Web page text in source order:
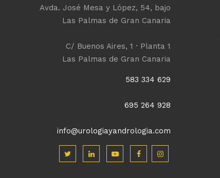
Avda. José Mesa y López, 54, bajo
Las Palmas de Gran Canaria
C/ Buenos Aires, 1 · Planta 1
Las Palmas de Gran Canaria
629 334 583
928 264 695
info@urologiayandrologia.com